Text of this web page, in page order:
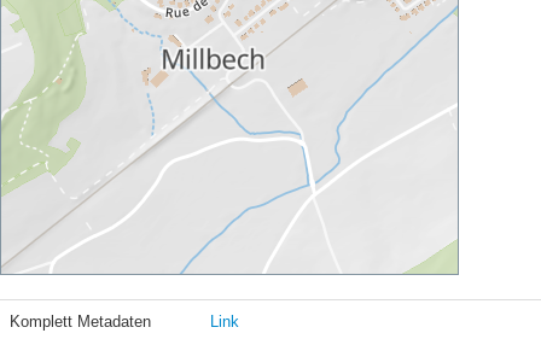
Komplett Metadaten Link